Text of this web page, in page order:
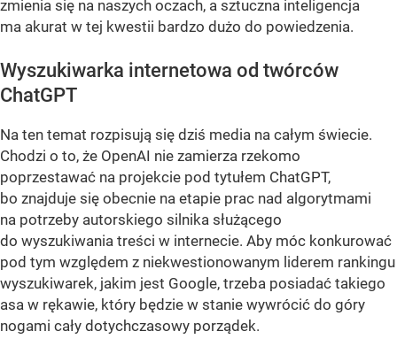
zmienia się na naszych oczach, a sztuczna inteligencja
ma akurat w tej kwestii bardzo dużo do powiedzenia.
Wyszukiwarka internetowa od twórców
ChatGPT
Na ten temat rozpisują się dziś media na całym świecie.
Chodzi o to, że OpenAI nie zamierza rzekomo
poprzestawać na projekcie pod tytułem ChatGPT,
bo znajduje się obecnie na etapie prac nad algorytmami
na potrzeby autorskiego silnika służącego
do wyszukiwania treści w internecie. Aby móc konkurować
pod tym względem z niekwestionowanym liderem rankingu
wyszukiwarek, jakim jest Google, trzeba posiadać takiego
asa w rękawie, który będzie w stanie wywrócić do góry
nogami cały dotychczasowy porządek.